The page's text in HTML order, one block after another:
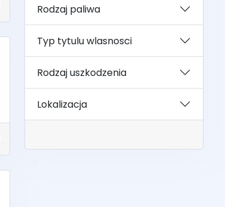
Rodzaj paliwa
Typ tytulu wlasnosci
Rodzaj uszkodzenia
Lokalizacja